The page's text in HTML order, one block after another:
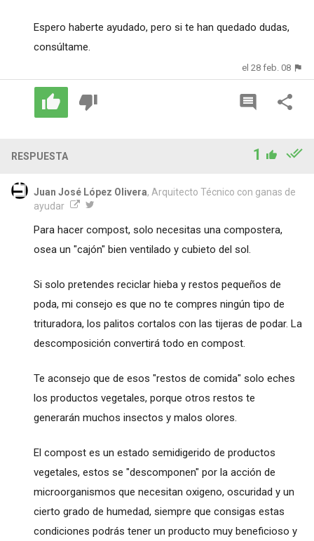
Espero haberte ayudado, pero si te han quedado dudas,
consúltame.
el 28 feb. 08
RESPUESTA 1
Juan José López Olivera, Arquitecto Técnico con ganas de
ayudar
Para hacer compost, solo necesitas una compostera,
osea un "cajón" bien ventilado y cubieto del sol.
Si solo pretendes reciclar hieba y restos pequeños de
poda, mi consejo es que no te compres ningún tipo de
trituradora, los palitos cortalos con las tijeras de podar. La
descomposición convertirá todo en compost.
Te aconsejo que de esos "restos de comida" solo eches
los productos vegetales, porque otros restos te
generarán muchos insectos y malos olores.
El compost es un estado semidigerido de productos
vegetales, estos se "descomponen" por la acción de
microorganismos que necesitan oxigeno, oscuridad y un
cierto grado de humedad, siempre que consigas estas
condiciones podrás tener un producto muy beneficioso y